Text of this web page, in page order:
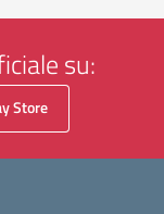
su:
Store